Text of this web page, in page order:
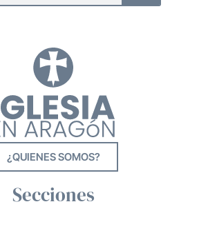
¿QUIENES SOMOS?
Secciones